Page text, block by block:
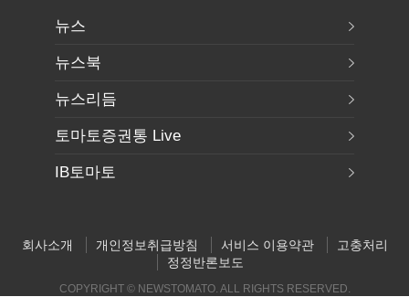
뉴스
뉴스북
뉴스리듬
토마토증권통 Live
IB토마토
회사소개 개인정보취급방침 서비스 이용약관
고충처리
정정반론보도
COPYRIGHT © NEWSTOMATO. ALL RIGHTS RESERVED.